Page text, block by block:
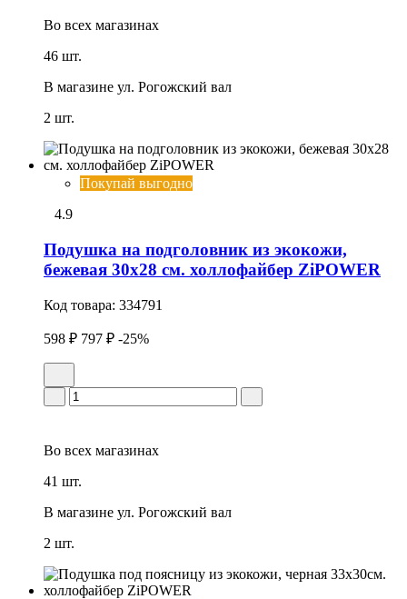
Во всех магазинах
46 шт.
В магазине ул. Рогожский вал
2 шт.
Покупай выгодно
4.9
Подушка на подголовник из экокожи,
бежевая 30х28 см. холлофайбер ZiPOWER
Код товара: 334791
598 ₽ 797 ₽ -25%
Во всех магазинах
41 шт.
В магазине ул. Рогожский вал
2 шт.